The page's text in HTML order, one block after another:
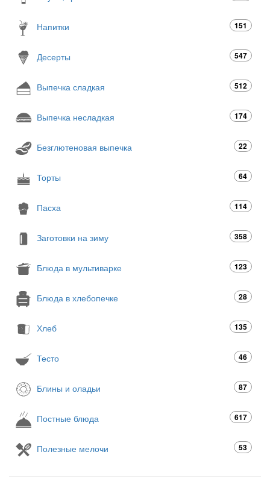
Напитки 151
Десерты 547
Выпечка сладкая 512
Выпечка несладкая 174
Безглютеновая выпечка 22
Торты 64
Пасха 114
Заготовки на зиму 358
Блюда в мультиварке 123
Блюда в хлебопечке 28
Хлеб 135
Тесто 46
Блины и оладьи 87
Постные блюда 617
Полезные мелочи 53